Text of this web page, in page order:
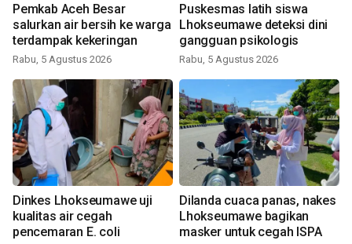
Pemkab Aceh Besar
salurkan air bersih ke warga
terdampak kekeringan
Rabu, 5 Agustus 2026
Puskesmas latih siswa
Lhokseumawe deteksi dini
gangguan psikologis
Rabu, 5 Agustus 2026
Dinkes Lhokseumawe uji
kualitas air cegah
pencemaran E. coli
Dilanda cuaca panas, nakes
Lhokseumawe bagikan
masker untuk cegah ISPA